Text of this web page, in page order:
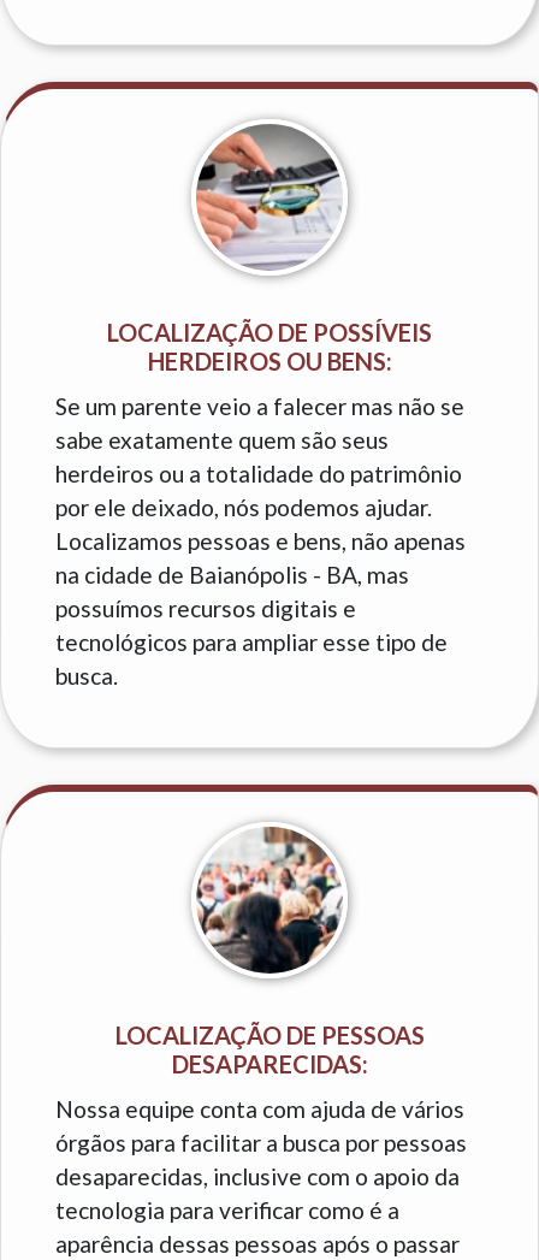
LOCALIZAÇÃO DE POSSÍVEIS
HERDEIROS OU BENS:
Se um parente veio a falecer mas não se
sabe exatamente quem são seus
herdeiros ou a totalidade do patrimônio
por ele deixado, nós podemos ajudar.
Localizamos pessoas e bens, não apenas
na cidade de Baianópolis - BA, mas
possuímos recursos digitais e
tecnológicos para ampliar esse tipo de
busca.
LOCALIZAÇÃO DE PESSOAS
DESAPARECIDAS:
Nossa equipe conta com ajuda de vários
órgãos para facilitar a busca por pessoas
desaparecidas, inclusive com o apoio da
tecnologia para verificar como é a
aparência dessas pessoas após o passar